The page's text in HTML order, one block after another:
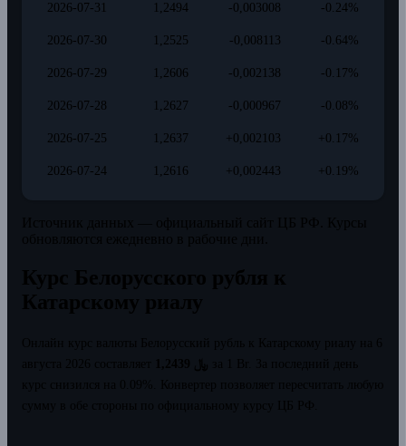
2026-07-31 1,2494 -0,003008 -0.24%
2026-07-30 1,2525 -0,008113 -0.64%
2026-07-29 1,2606 -0,002138 -0.17%
2026-07-28 1,2627 -0,000967 -0.08%
2026-07-25 1,2637 +0,002103 +0.17%
2026-07-24 1,2616 +0,002443 +0.19%